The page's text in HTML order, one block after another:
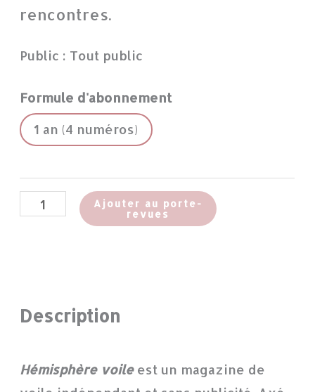
rencontres.
Public : Tout public
Formule d'abonnement
1 an (4 numéros)
Ajouter au porte-
revues
Description
Hémisphère voileest un magazine de